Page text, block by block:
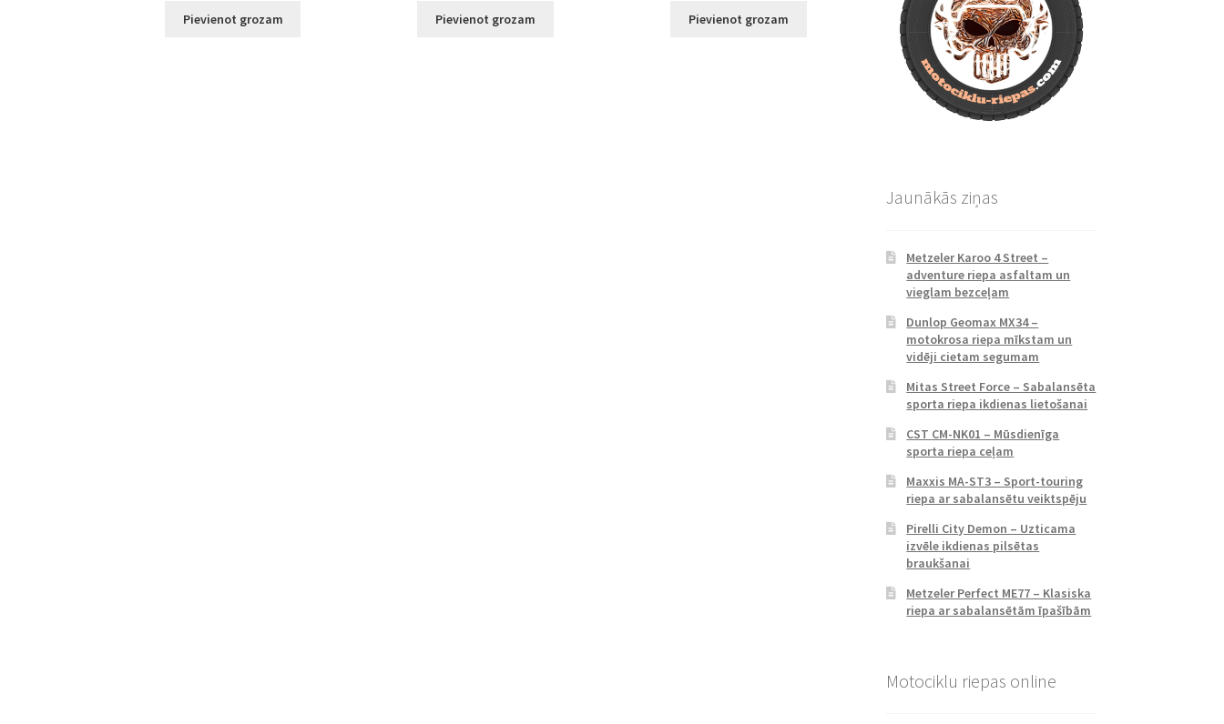
Pievienot grozam Pievienot grozam Pievienot grozam
Jaunākās ziņas
Metzeler Karoo 4 Street –
adventure riepa asfaltam un
vieglam bezceļam
Dunlop Geomax MX34 –
motokrosa riepa mīkstam un
vidēji cietam segumam
Mitas Street Force – Sabalansēta
sporta riepa ikdienas lietošanai
CST CM-NK01 – Mūsdienīga
sporta riepa ceļam
Maxxis MA-ST3 – Sport-touring
riepa ar sabalansētu veiktspēju
Pirelli City Demon – Uzticama
izvēle ikdienas pilsētas
braukšanai
Metzeler Perfect ME77 – Klasiska
riepa ar sabalansētām īpašībām
Motociklu riepas online